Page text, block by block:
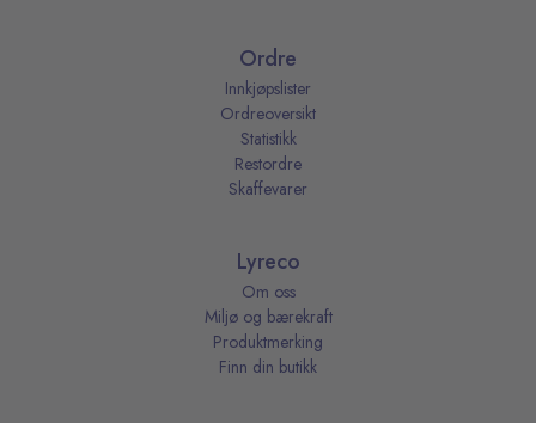
Ordre
Innkjøpslister
Ordreoversikt
Statistikk
Restordre
Skaffevarer
Lyreco
Om oss
Miljø og bærekraft
Produktmerking
Finn din butikk